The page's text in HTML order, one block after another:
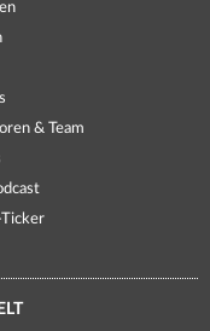
& Team
Ticker